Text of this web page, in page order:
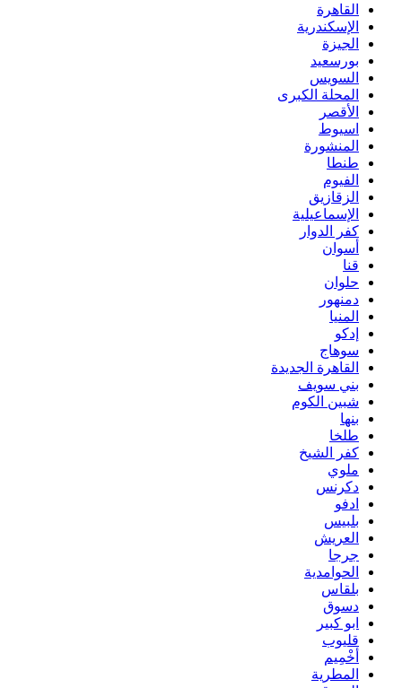
القاهرة
الإسكندرية
الجيزة
بورسعيد
السويس
المحلة الكبرى
الأقصر
اسيوط
المنشورة
طنطا
الفيوم
الزقازيق
الإسماعيلية
كفر الدوار
أسوان
قنا
حلوان
دمنهور
المنيا
إدكو
سوهاج
القاهرة الجديدة
بني سويف
شبين الكوم
بنها
طلخا
كفر الشيخ
ملوي
دكرنس
ادفو
بلبيس
العريش
جرجا
الحوامدية
بلقاس
دسوق
ابو كبير
قليوب
أخْمِيم
المطرية